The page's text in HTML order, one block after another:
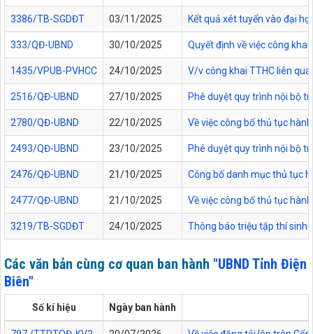
3386/TB-SGDĐT 03/11/2025 Kết quả xét tuyển vào đại
333/QĐ-UBND 30/10/2025 Quyết định về việc công
1435/VPUB-PVHCC 24/10/2025 V/v công khai TTHC liên
2516/QĐ-UBND 27/10/2025 Phê duyệt quy trình nội bộ
2780/QĐ-UBND 22/10/2025 Về việc công bố thủ tục
2493/QĐ-UBND 23/10/2025 Phê duyệt quy trình nội bộ
2476/QĐ-UBND 21/10/2025 Công bố danh mục thủ tục
2477/QĐ-UBND 21/10/2025 Về việc công bố thủ tục
3219/TB-SGDĐT 24/10/2025 Thông báo triệu tập thí sinh
Các văn bản cùng cơ quan ban hành "UBND Tỉnh Điện
Biên"
Số kí hiệu Ngày ban hành